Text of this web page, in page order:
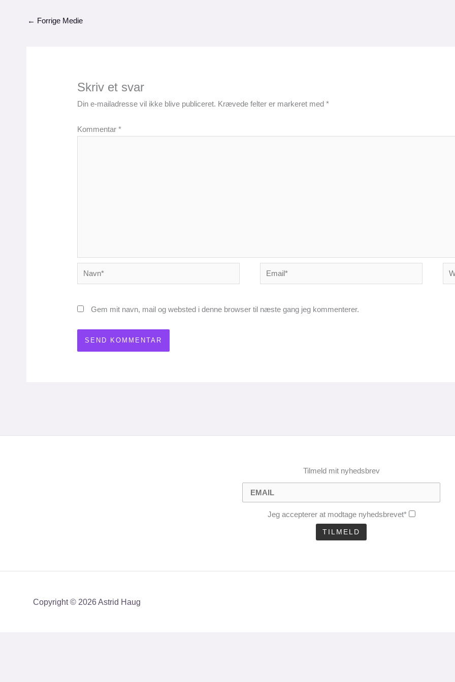
← Forrige Medie
Skriv et svar
Din e-mailadresse vil ikke blive publiceret. Krævede felter er markeret med*
Kommentar*
Navn* Email*
Gem mit navn, mail og websted i denne browser til næste gang jeg kommenterer.
Tilmeld mit nyhedsbrev
Jeg accepterer at modtage nyhedsbrevet*
Copyright © 2026 Astrid Haug